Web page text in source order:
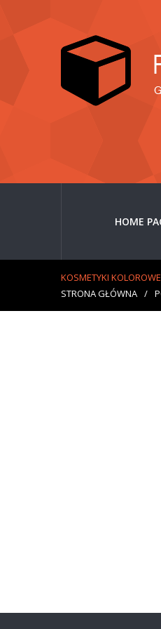
HOME
KOSMETYKI KOLOROWE
STRONA GŁÓWNA /